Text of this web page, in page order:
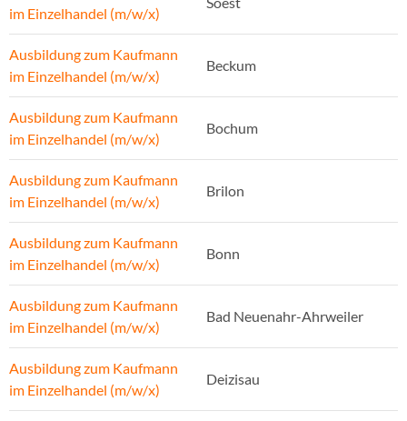
im Einzelhandel (m/w/x)
Ausbildung zum Kaufmann
im Einzelhandel (m/w/x)
Beckum
Ausbildung zum Kaufmann
im Einzelhandel (m/w/x)
Bochum
Ausbildung zum Kaufmann
im Einzelhandel (m/w/x)
Brilon
Ausbildung zum Kaufmann
im Einzelhandel (m/w/x)
Bonn
Ausbildung zum Kaufmann
im Einzelhandel (m/w/x)
Bad Neuenahr-Ahrweiler
Ausbildung zum Kaufmann
im Einzelhandel (m/w/x)
Deizisau